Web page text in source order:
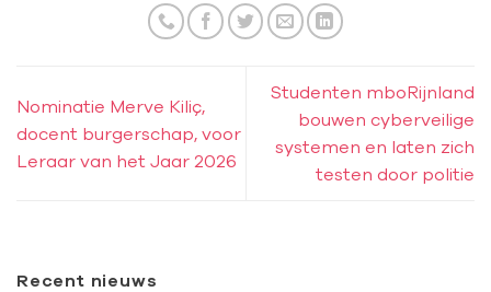
Nominatie Merve Kiliç,
docent burgerschap, voor
Leraar van het Jaar 2026
Studenten mboRijnland
bouwen cyberveilige
systemen en laten zich
testen door politie
Recent nieuws